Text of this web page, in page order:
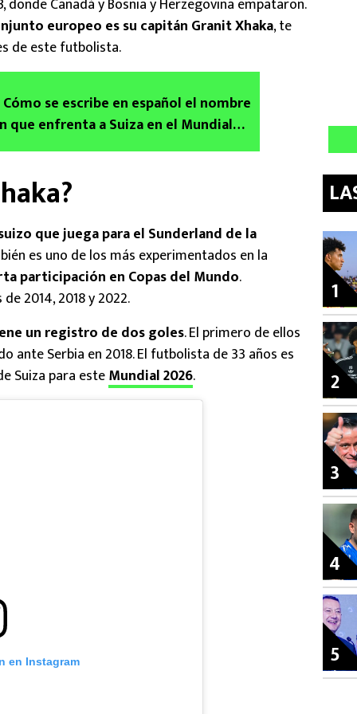
Canadá y Bosnia y Herzegovina empataron.
europeo es su capitán Granit Xhaka, te
de este futbolista.
se escribe en español el nombre
que enfrenta a Suiza en el Mundial
que juega para el Sunderland de la
es uno de los más experimentados en la
participación en Copas del Mundo.
2014, 2018 y 2022.
un registro de dos goles. El primero de ellos
ante Serbia en 2018. El futbolista de 33 años es
Suiza para esteMundial 2026.
en Instagram
1
2
3
4
5